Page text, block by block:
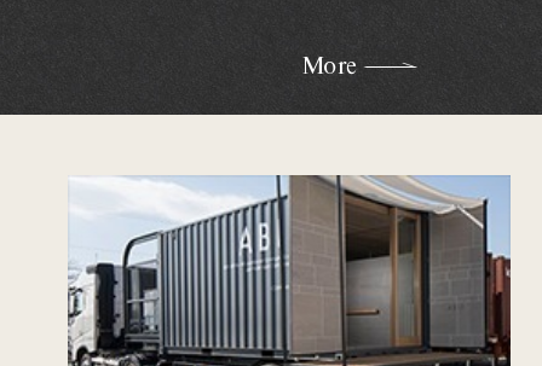
More